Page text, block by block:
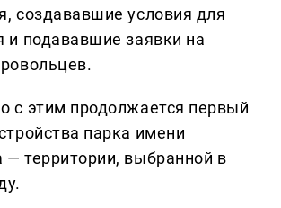
создававшие условия для
и подававшие заявки на
с этим продолжается первый
парка имени
территории, выбранной в